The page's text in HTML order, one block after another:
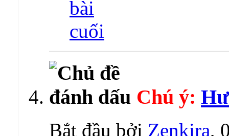
Chú ý:
Bắt đầu bởi Zenkira,